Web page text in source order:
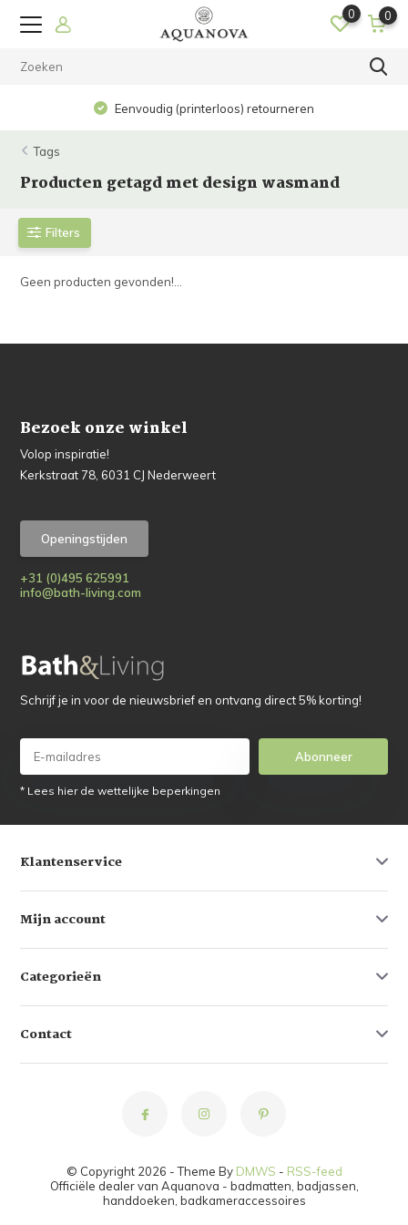
0 0
Eenvoudig (printerloos) retourneren
Tags
Producten getagd met design wasmand
Filters
Geen producten gevonden!...
Bezoek onze winkel
Volop inspiratie!
Kerkstraat 78, 6031 CJ Nederweert
Openingstijden
+31 (0)495 625991
info@bath-living.com
Schrijf je in voor de nieuwsbrief en ontvang direct 5% korting!
Abonneer
* Lees hier de wettelijke beperkingen
Klantenservice
Mijn account
Categorieën
Contact
© Copyright 2026 - Theme By DMWS - RSS-feed
Officiële dealer van Aquanova - badmatten, badjassen,
handdoeken, badkameraccessoires